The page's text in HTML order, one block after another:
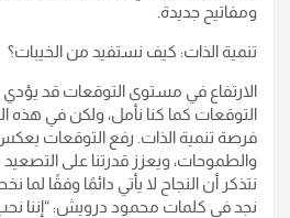
ومفاتيح جديدة.
تنمية الذات: كيف نستفيد من الخيبات؟
الارتفاع في مستوى التوقعات قد يؤدي
التوقعات كما كنا نأمل، ولكن في هذه
فرصة تنمية الذات. رفع التوقعات يعكس
والطموحات، ويعزز قدرتنا على
نتذكر أن النجاح لا يأتي دائمًا وفقًا
نجد في كلمات محمود درويش: “إننا نحب